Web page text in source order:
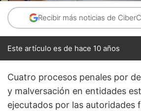
Recibir más noticias de
Este artículo es de hace 10 años
Cuatro procesos penales por
y malversación en entidades
ejecutados por las autoridades